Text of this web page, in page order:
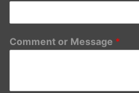
Comment or Message *